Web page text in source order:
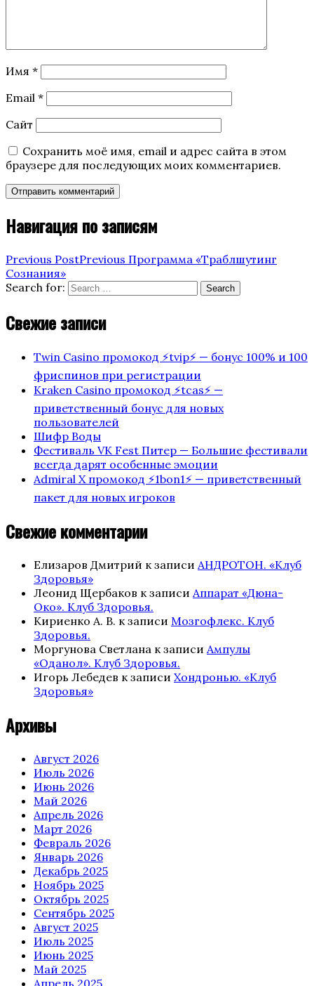
Имя *
Email *
Сайт
Сохранить моё имя, email и адрес сайта в этом
браузере для последующих моих комментариев.
Навигация по записям
Previous PostPrevious Программа «Траблшутинг
Сознания»
Search for:
Search
Свежие записи
Twin Casino промокод ⚡️tvip⚡️ — бонус 100% и 100
фриспинов при регистрации
Kraken Casino промокод ⚡️tcas⚡️ —
приветственный бонус для новых
пользователей
Шифр Воды
Фестиваль VK Fest Питер — Большие фестивали
всегда дарят особенные эмоции
Admiral X промокод ⚡️1bon1⚡️ — приветственный
пакет для новых игроков
Свежие комментарии
Елизаров Дмитрий к записи АНДРОТОН. «Клуб
Здоровья»
Леонид Щербаков к записи Аппарат «Дюна-
Око». Клуб Здоровья.
Кириенко А. В. к записи Мозгофлекс. Клуб
Здоровья.
Моргунова Светлана к записи Ампулы
«Оданол». Клуб Здоровья.
Игорь Лебедев к записи Хондронью. «Клуб
Здоровья»
Архивы
Август 2026
Июль 2026
Июнь 2026
Май 2026
Апрель 2026
Март 2026
Февраль 2026
Январь 2026
Декабрь 2025
Ноябрь 2025
Октябрь 2025
Сентябрь 2025
Август 2025
Июль 2025
Июнь 2025
Май 2025
Апрель 2025